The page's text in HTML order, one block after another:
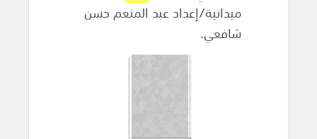
ميدانية/إعداد عبد المنعم حسن
شافعي.